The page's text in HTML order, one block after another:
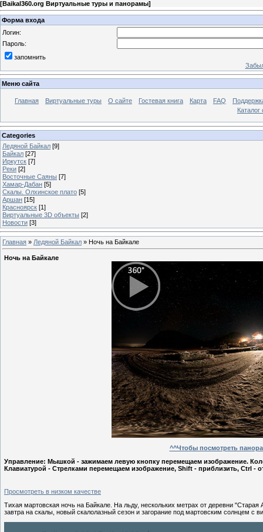
[Baikal360.org Виртуальные туры и панорамы]
Форма входа
Логин:
Пароль:
запомнить
Меню сайта
Главная Виртуальные туры О сайте Гостевая книга Карта FAQ
Каталог
Categories
Ледяной Байкал [9]
Байкал [27]
Иркутск [7]
Реки [2]
Восточные Саяны [7]
Хамар-Дабан [5]
Скалы. Олхинское плато [5]
Аршан [15]
Красноярск [1]
Виртуальные 3D объекты [2]
Новости [3]
Главная » Ледяной Байкал » Ночь на Байкале
Ночь на Байкале
^^Чтобы посмотреть
Управление: Мышкой - зажимаем левую кнопку перемещаем изображение.
Клавиатурой - Стрелками перемещаем изображение, Shift - приблизить, Ctrl -
Просмотреть в низком качестве
Тихая мартовская ночь на Байкале. На льду, нескольких метрах от деревни
завтра на скалы, новый скалолазный сезон и загорание под мартовским солнцем с